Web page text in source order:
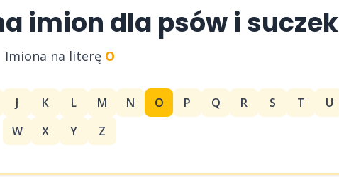
imion dla psów i suczek
Imiona na literę O
J K L M N O P Q R S T U
W
X Y Z